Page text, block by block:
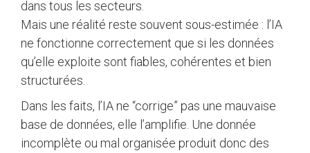
dans tous les secteurs.
Mais une réalité reste souvent sous-estimée : l’IA
ne fonctionne correctement que si les données
qu’elle exploite sont fiables, cohérentes et bien
structurées.
Dans les faits, l’IA ne “corrige” pas une mauvaise
base de données, elle l’amplifie. Une donnée
incomplète ou mal organisée produit donc des